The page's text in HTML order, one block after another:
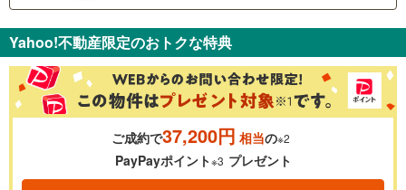
金利 ％
0.01%
Yahoo!不動産限定のおトクな特典
ご成約で37,200円 相当の※2
PayPayポイント※3 プレゼント